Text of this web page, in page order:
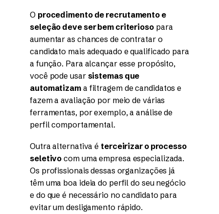
O procedimento de recrutamento e
seleção deve ser bem criteriosopara
aumentar as chances de contratar o
candidato mais adequado e qualificado para
a função. Para alcançar esse propósito,
você pode usar sistemas que
automatizama filtragem de candidatos e
fazem a avaliação por meio de várias
ferramentas, por exemplo, a análise de
perfil comportamental.
Outra alternativa é terceirizar o processo
seletivo com uma empresa especializada.
Os profissionais dessas organizações já
têm uma boa ideia do perfil do seu negócio
e do que é necessário no candidato para
evitar um desligamento rápido.